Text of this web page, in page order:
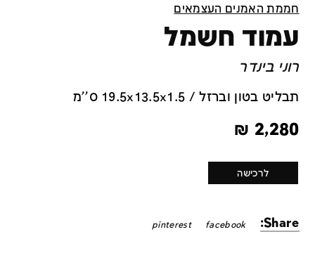
חממת האמנים העצמאים
עמוד חשמל
רוני בינדר
תבליט בטון וברזל / 19.5x13.5x1.5 ס''מ
2,280
₪
לרכישה
Share:
facebook
pinterest